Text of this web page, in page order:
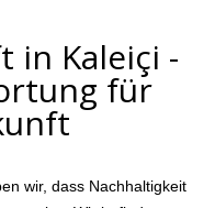
in Kaleiçi -
für
wir, dass Nachhaltigkeit